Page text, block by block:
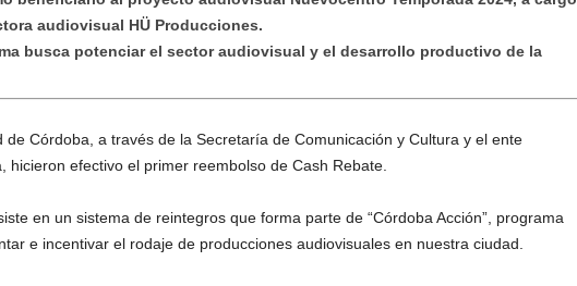
audiovisual HÜ Producciones.
busca potenciar el sector audiovisual y el desarrollo productivo de la
de Córdoba, a través de la Secretaría de Comunicación y Cultura y el ente
hicieron efectivo el primer reembolso de Cash Rebate.
en un sistema de reintegros que forma parte de “Córdoba Acción”, programa
e incentivar el rodaje de producciones audiovisuales en nuestra ciudad.